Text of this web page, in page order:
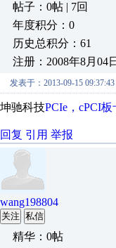
帖子：0帖 | 7回
年度积分：0
历史总积分：61
注册：2008年8月04日
发表于：2013-09-15 09:37:43
坤驰科技PCIe，cPCI板
回复 引用 举报
wang198804
关注 私信
精华：0帖